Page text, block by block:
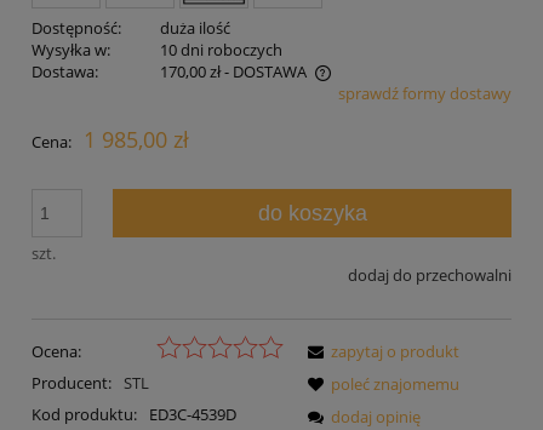
Dostępność:
duża ilość
Wysyłka w:
10 dni roboczych
Dostawa:
170,00 zł- DOSTAWA
Cena nie zawiera ewentualnych kosztów płatnościsprawdź formy dostawy
Cena: 1 985,00 zł
szt.
do koszyka
dodaj do przechowalni
Ocena:
Producent:
STL
Kod produktu:
ED3C-4539D
zapytaj o produkt
poleć znajomemu
dodaj opinię